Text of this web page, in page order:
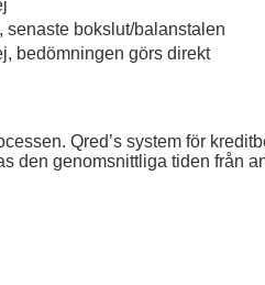
senaste bokslut/balanstalen
bedömningen görs direkt
Qred’s system för
den genomsnittliga tiden från